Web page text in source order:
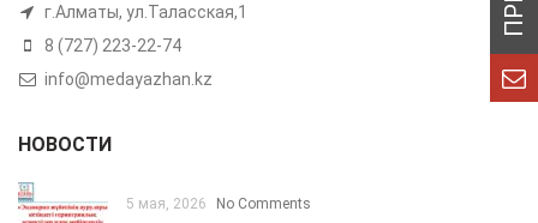
г.Алматы, ул.Таласская,1
8 (727) 223-22-74
info@medayazhan.kz
НОВОСТИ
5 мая, 2026 No Comments